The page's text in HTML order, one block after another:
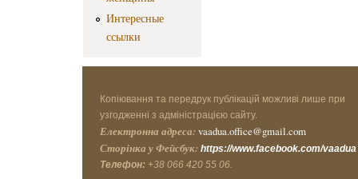
Интересные
ссылки
Копіювання та передрук публікацій можливі лише при
узгодженні з адміністрацією сайту.
Електронна адреса: vaadua.office@gmail.com
Сторінка у Фейсбук: https://www.facebook.com/vaadua
Телефон: +38 066 420 55 06.